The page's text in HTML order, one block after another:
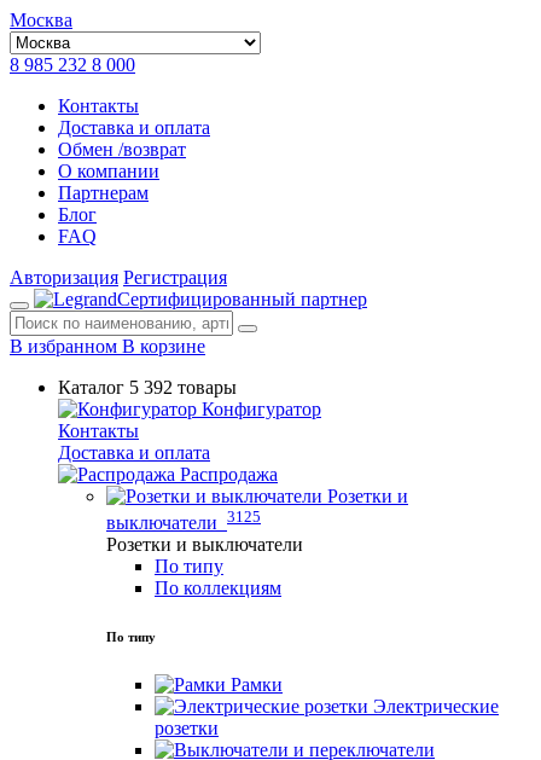
Москва
8 985 232 8 000
Контакты
Доставка и оплата
Обмен /возврат
О компании
Партнерам
Блог
FAQ
Авторизация Регистрация
Сертифицированный партнер
В избранном В корзине
Каталог 5 392 товары
Конфигуратор
Контакты
Доставка и оплата
Распродажа
Розетки и
выключатели 3125
Розетки и выключатели
По типу
По коллекциям
По типу
Рамки
Электрические
розетки